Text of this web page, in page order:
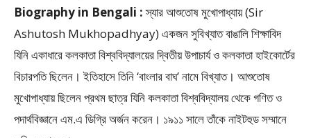
Biography in Bengali :স্যার আশুতোষ মুখোপাধ্যায় (Sir
Ashutosh Mukhopadhyay) একজন সুবিখ্যাত বাঙালি শিক্ষাবিদ
যিনি একাধারে কলকাতা বিশ্ববিদ্যালয়ের দ্বিতীয় উপাচার্য ও কলকাতা হাইকোর্টের
বিচারপতি ছিলেন। ইতিহাসে তিনি ‘বাংলার বাঘ’ নামে বিখ্যাত। আশুতোষ
মুখোপাধ্যায় ছিলেন প্রথম ছাত্র যিনি কলকাতা বিশ্ববিদ্যালয় থেকে গণিত ও
পদার্থবিজ্ঞানে এম.এ ডিগ্রি অর্জন করেন। ১৯১১ সালে তাঁকে নাইটহুড সম্মানে